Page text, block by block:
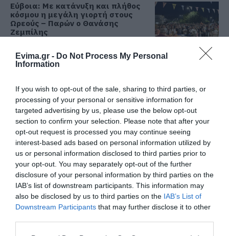
Evima.gr - Do Not Process My Personal
Information
If you wish to opt-out of the sale, sharing to third parties, or
processing of your personal or sensitive information for
targeted advertising by us, please use the below opt-out
section to confirm your selection. Please note that after your
opt-out request is processed you may continue seeing
interest-based ads based on personal information utilized by
us or personal information disclosed to third parties prior to
your opt-out. You may separately opt-out of the further
disclosure of your personal information by third parties on the
IAB’s list of downstream participants. This information may
also be disclosed by us to third parties on the IAB’s List of
Downstream Participants that may further disclose it to other
Εύβοια: Με κατάνυξη και πλήθος
κόσμου η μεγάλη γιορτή στους
Ωρεούς – Παρών ο Θανάσης
Ζεμπίλης
Συντάξεις Σεπτεμβρίου 2026:
Οι ημερομηνίες του e-ΕΦΚΑ
06.08.2026 | 21:40
Σοκ στην Εύβοια με την κοπέλα
που έπεσε από την γέφυρα: Τα
νεότερα για την υγεία της
06.08.2026 | 21:20
Νεότερα για τη Φωτιά στη Σκύρο:
Κινδύνευσε κτηνοτροφική μονάδα
– Νέο βίντεο
06.08.2026 | 21:00